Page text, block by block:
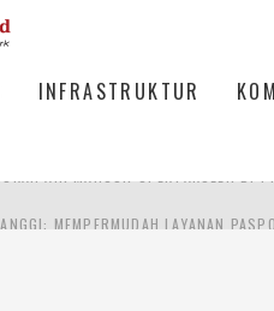
INFRASTRUKTUR